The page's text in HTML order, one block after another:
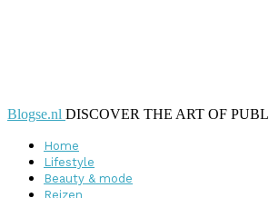
Blogse.nl DISCOVER THE ART OF
Home
Lifestyle
Beauty & mode
Reizen